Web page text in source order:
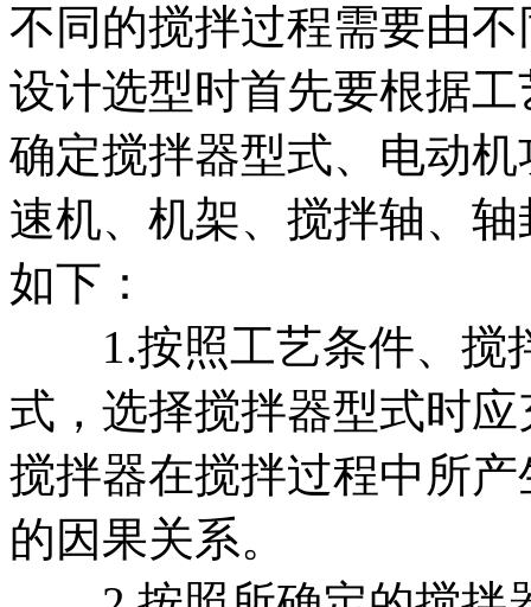
不同的搅拌过程需要由
设计选型时首先要根据
确定搅拌器型式、电动
速机、机架、搅拌轴、
如下：
1.按照工艺条件、搅
式，选择搅拌器型式时
搅拌器在搅拌过程中所
的因果关系。